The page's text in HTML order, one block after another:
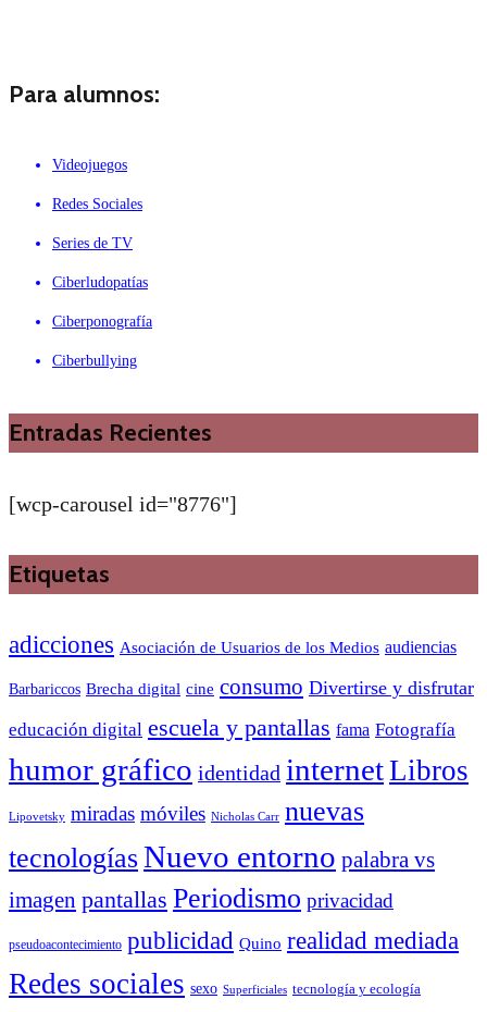
Para alumnos:
Videojuegos
Redes Sociales
Series de TV
Ciberludopatías
Ciberponografía
Ciberbullying
Entradas Recientes
[wcp-carousel id="8776"]
Etiquetas
adicciones Asociación de Usuarios de los Medios audiencias
Barbariccos Brecha digital cine consumo Divertirse y disfrutar
educación digital escuela y pantallas fama Fotografía
humor gráfico identidad internetLibros
Lipovetsky miradas móviles Nicholas Carr nuevas
tecnologíasNuevo entorno palabra vs
imagen pantallas Periodismo privacidad
pseudoacontecimiento publicidad Quino realidad mediada
Redes sociales sexo Superficiales tecnología y ecología